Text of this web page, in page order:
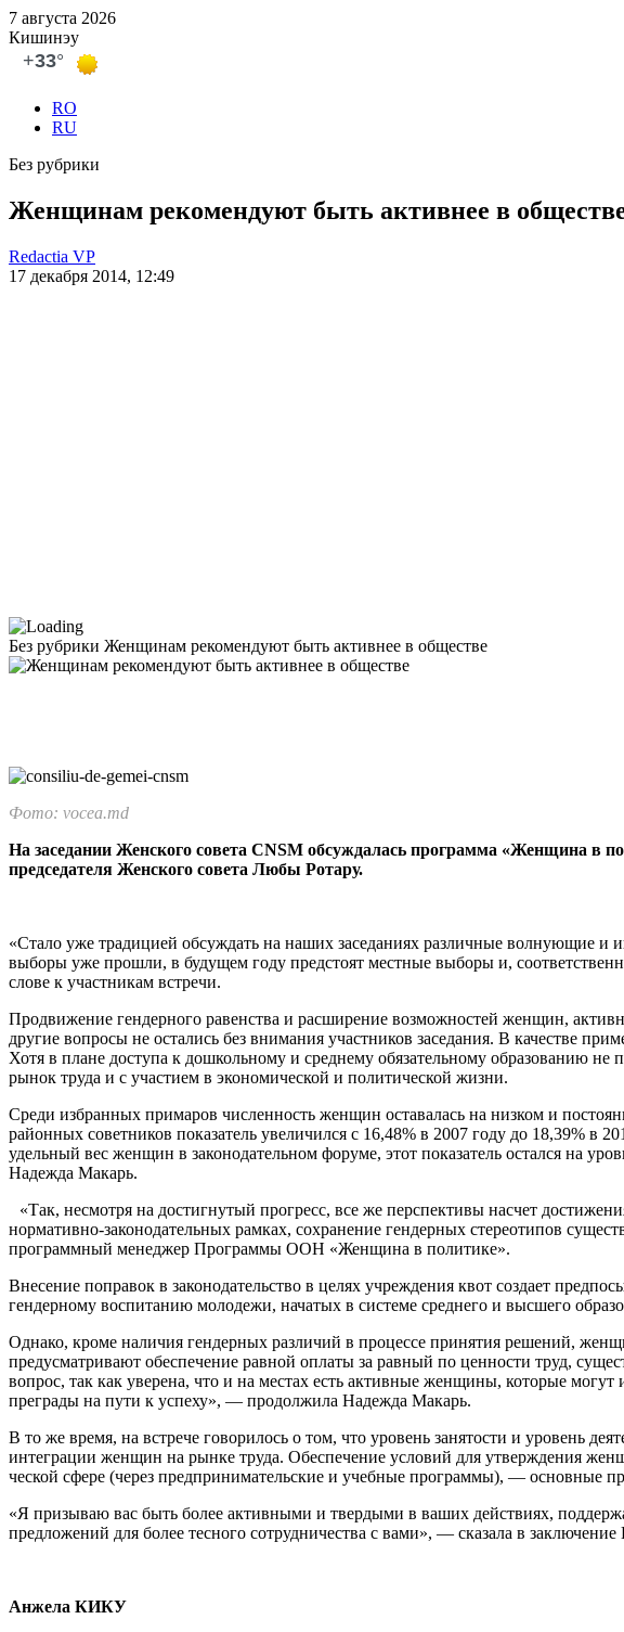
7 августа 2026
Кишинэу
RO
RU
Без рубрики
Женщинам рекомендуют быть активнее в
Redactia VP
17 декабря 2014, 12:49
Без рубрики Женщинам рекомендуют быть активнее в обществе
Фото: vocea.md
На заседании Женского совета CNSM обсуждалась программа «Женщина
председателя Женского совета Любы Ротару.
«Стало уже традицией обсуждать на на­ших заседаниях различные волнующие и
выборы уже прошли, в будущем году предстоят местные выборы и,
слове к участникам встречи.
Продвижение гендерного равенства и расширение возможностей женщин,
другие вопросы не остались без внимания участников заседа­ния. В качестве
Хотя в плане доступа к дошкольному и среднему обязательному образованию
рынок труда и с участием в экономической и политичес­кой жизни.
Среди избранных примаров численность женщин оставалась на низком и
районных советников показатель увеличился с 16,48% в 2007 году до 18,39% в
удельный вес женщин в законодательном форуме, этот показатель остался на
Надежда Макарь.
«Так, несмотря на достигнутый прогресс, все же перспективы насчет
нормативно-законодательных рамках, сохранение гендерных стереотипов
программный ме­неджер Программы ООН «Женщина в по­литике».
Внесение поправок в законодательство в целях учреждения квот создает
гендерному воспита­нию молодежи, начатых в системе среднего и высшего
Однако, кроме наличия гендерных раз­личий в процессе принятия решений,
предусматривают обеспечение равной оплаты за равный по ценности труд,
вопрос, так как уверена, что и на мес­тах есть активные женщины, которые
преграды на пути к успе­ху», — продолжила Надежда Макарь.
В то же время, на встрече говорилось о том, что уровень занятости и уровень
интеграции жен­щин на рынке труда. Обеспечение условий для утверждения
ческой сфере (через предпринимательские и учебные программы), — основные
«Я призываю вас быть более активными и твердыми в ваших действиях,
предложений для более тесного сотрудничества с вами», — сказала в
Анжела КИКУ